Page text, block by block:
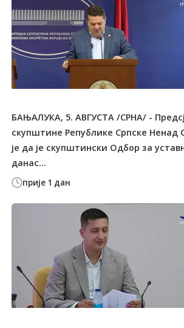
прије 1 дан
БАЊАЛУКА, 5. АВГУСТА /СРНА/ -
скупштине Републике Српске Ненад
је да је скупштински Одбор за
данас...